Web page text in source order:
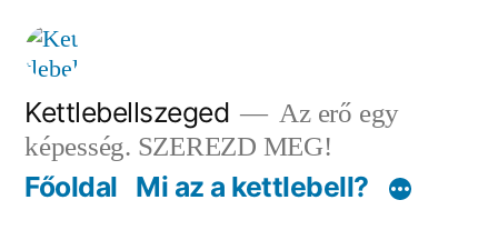
Tartalomhoz
Kettlebellszeged
Az erő egy
képesség. SZEREZD MEG!
Főoldal Mi az a kettlebell?